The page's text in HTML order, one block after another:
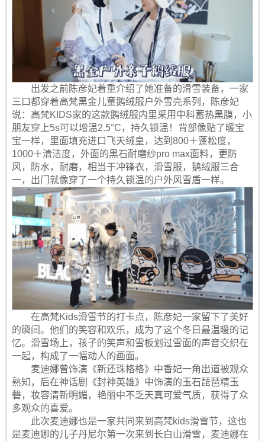
出发之前陈彦妃着重介绍了她准备的滑雪装备，一家
三口都穿着高梵黑金儿童鹅绒服户外雪壳系列，陈彦妃
说：高梵KIDS家的这款鹅绒服内里采用中科蓄热黑膜，小
朋友穿上5s可以增温2.5°C，持久锁温！背部像贴了暖宝
宝一样，里面填充进口飞天绒皇，达到800＋蓬松度，
1000＋清洁度，外面的黑石耐磨纱pro max面料，更防
风，防水，耐磨，相当于冲锋衣，滑雪服，鹅绒服三合
一，出门就像穿了一个持久锁温的户外风雪盾一样。
在高梵Kids滑雪节的打卡点，陈彦妃一家留下了美好
的瞬间。他们的笑容和欢乐，成为了这个冬日最温暖的记
忆。滑雪场上，孩子的笑声和雪板划过雪面的声音交织在
一起，构成了一幅动人的画面。
麦迪娜曾饰演《新还珠格格》中香妃一角出道被观众
熟知，后在神话剧《封神英雄》中饰演的玉石琵琶精玉
磬，妆容清新明媚，艳丽中不乏天真可爱气质，获得了众
多观众的喜爱。
此次麦迪娜也是一家共同来到高梵kids滑雪节，这也
是麦迪娜的儿子丹尼尔第一次来到长白山滑雪，麦迪娜在